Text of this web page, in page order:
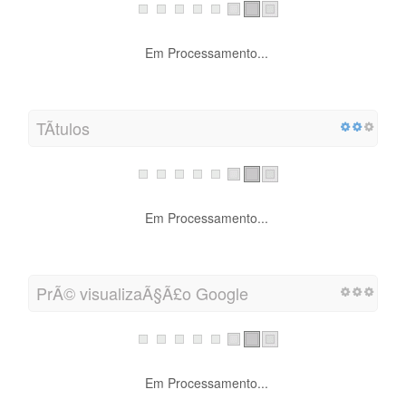
Em Processamento...
TÃ­tulos
Em Processamento...
PrÃ© visualizaÃ§Ã£o Google
Em Processamento...